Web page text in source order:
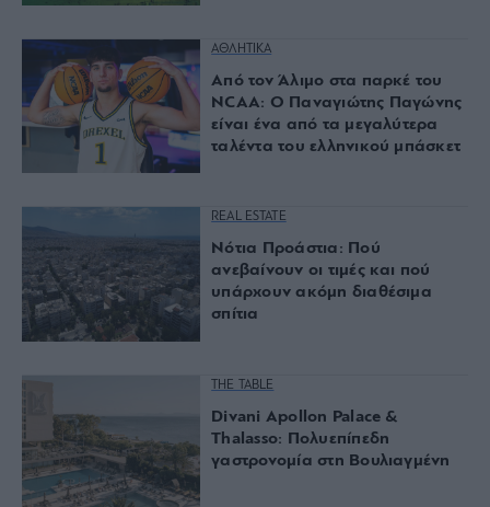
ΑΘΛΗΤΙΚΑ
Από τον Άλιμο στα παρκέ του
NCAA: Ο Παναγιώτης Παγώνης
είναι ένα από τα μεγαλύτερα
ταλέντα του ελληνικού μπάσκετ
REAL ESTATE
Νότια Προάστια: Πού
ανεβαίνουν οι τιμές και πού
υπάρχουν ακόμη διαθέσιμα
σπίτια
THE TABLE
Divani Apollon Palace &
Thalasso: Πολυεπίπεδη
γαστρονομία στη Βουλιαγμένη